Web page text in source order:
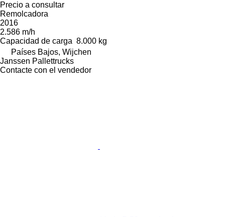
Precio a consultar
Remolcadora
2016
2.586 m/h
Capacidad de carga 8.000 kg
Países Bajos, Wijchen
Janssen Pallettrucks
Contacte con el vendedor